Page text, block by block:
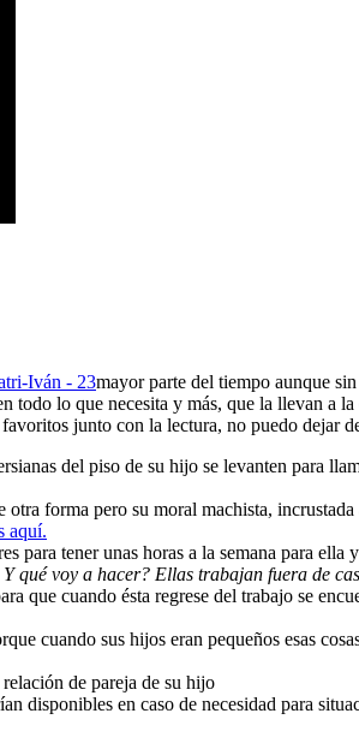
mayor parte del tiempo aunque
lo que necesita y más, que la llevan a
junto con la lectura, no puedo dejar
del piso de su hijo se levanten para
forma pero su moral machista,
aquí.
tener unas horas a la semana para
Y qué voy a hacer? Ellas trabajan fuera de
que cuando ésta regrese del trabajo se
cuando sus hijos eran pequeños esas
de pareja de su hijo
disponibles en caso de necesidad para